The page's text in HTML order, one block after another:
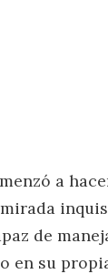
a
de
en su